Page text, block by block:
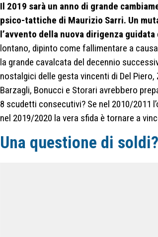
Il 2019 sarà un anno di grande
psico-tattiche di Maurizio Sarri. Un
l’avvento della nuova dirigenza
lontano, dipinto come fallimentare a
la grande cavalcata del decennio
nostalgici delle gesta vincenti di Del
Barzagli, Bonucci e Storari avrebbero
8 scudetti consecutivi? Se nel 2010/2011
nel 2019/2020 la vera sfida è tornare a
Una questione di soldi?